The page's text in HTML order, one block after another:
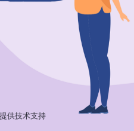
号
举报
供技术支持